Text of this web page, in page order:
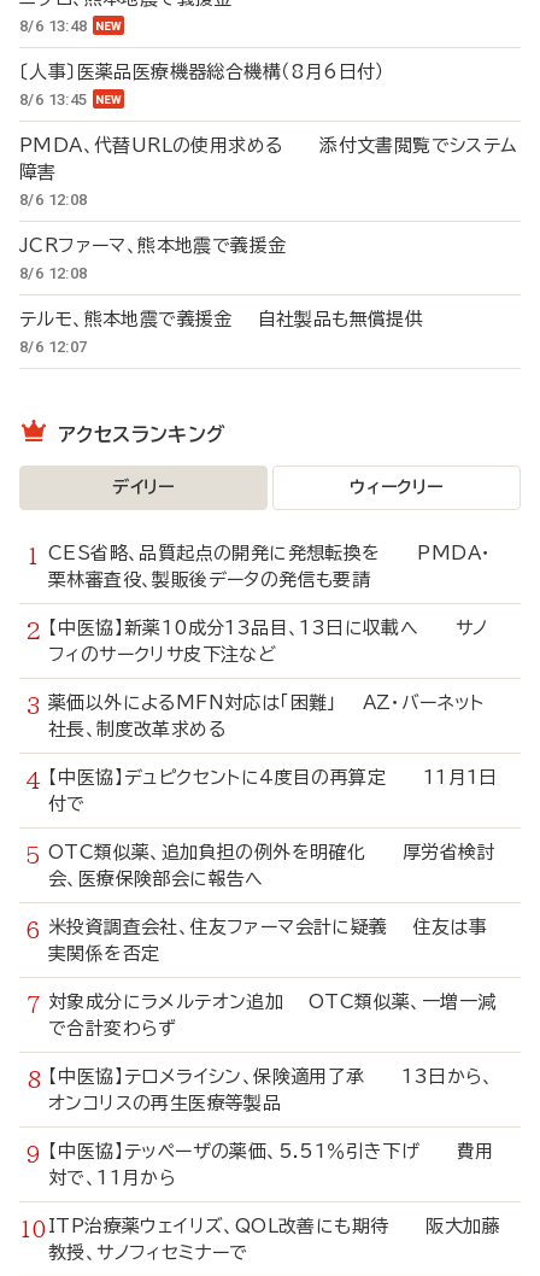
8/6 13:48
〔人事〕医薬品医療機器総合機構（8月6日付）
8/6 13:45
PMDA、代替URLの使用求める 添付文書閲覧でシステム
障害
8/6 12:08
JCRファーマ、熊本地震で義援金
8/6 12:08
テルモ、熊本地震で義援金 自社製品も無償提供
8/6 12:07
アクセスランキング
デイリー ウィークリー
CES省略、品質起点の開発に発想転換を PMDA・
栗林審査役、製販後データの発信も要請
【中医協】新薬10成分13品目、13日に収載へ サノ
フィのサークリサ皮下注など
薬価以外によるMFN対応は「困難」 AZ・バーネット
社長、制度改革求める
【中医協】デュピクセントに4度目の再算定 11月1日
付で
OTC類似薬、追加負担の例外を明確化 厚労省検討
会、医療保険部会に報告へ
米投資調査会社、住友ファーマ会計に疑義 住友は事
実関係を否定
対象成分にラメルテオン追加 OTC類似薬、一増一減
で合計変わらず
【中医協】テロメライシン、保険適用了承 13日から、
オンコリスの再生医療等製品
【中医協】テッペーザの薬価、5.51％引き下げ 費用
対で、11月から
ITP治療薬ウェイリズ、QOL改善にも期待 阪大加藤
教授、サノフィセミナーで